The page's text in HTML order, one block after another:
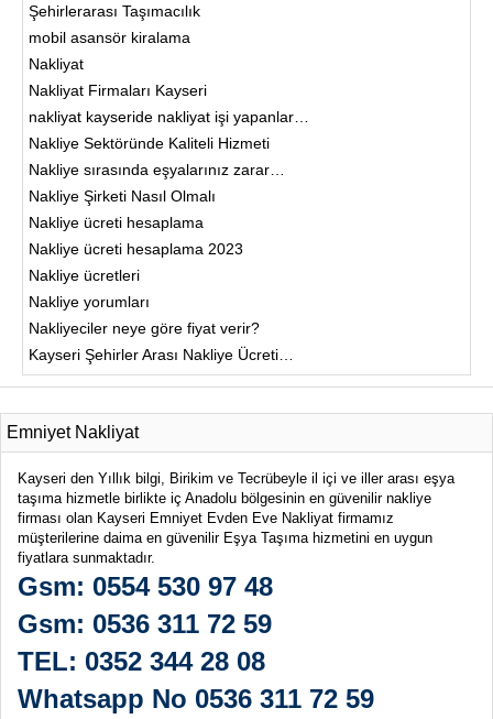
Şehirlerarası Taşımacılık
mobil asansör kiralama
Nakliyat
Nakliyat Firmaları Kayseri
nakliyat kayseride nakliyat işi yapanlar…
Nakliye Sektöründe Kaliteli Hizmeti
Nakliye sırasında eşyalarınız zarar…
Nakliye Şirketi Nasıl Olmalı
Nakliye ücreti hesaplama
Nakliye ücreti hesaplama 2023
Nakliye ücretleri
Nakliye yorumları
Nakliyeciler neye göre fiyat verir?
Kayseri Şehirler Arası Nakliye Ücreti…
Emniyet Nakliyat
Kayseri den Yıllık bilgi, Birikim ve Tecrübeyle il içi ve iller arası eşya
taşıma hizmetle birlikte iç Anadolu bölgesinin en güvenilir nakliye
firması olan Kayseri Emniyet Evden Eve Nakliyat firmamız
müşterilerine daima en güvenilir Eşya Taşıma hizmetini en uygun
fiyatlara sunmaktadır.
Gsm: 0554 530 97 48
Gsm: 0536 311 72 59
TEL: 0352 344 28 08
Whatsapp No 0536 311 72 59